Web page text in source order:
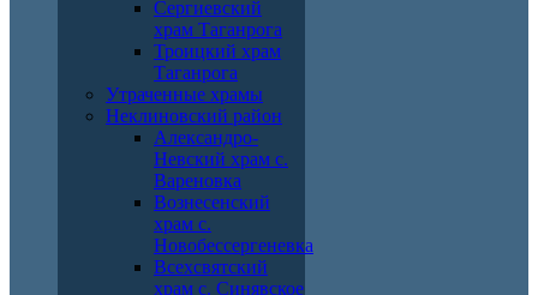
Сергиевский
храм Таганрога
Троицкий храм
Таганрога
Утраченные храмы
Неклиновский район
Александро-
Невский храм с.
Вареновка
Вознесенский
храм с.
Новобессергеневка
Всехсвятский
храм с. Синявское